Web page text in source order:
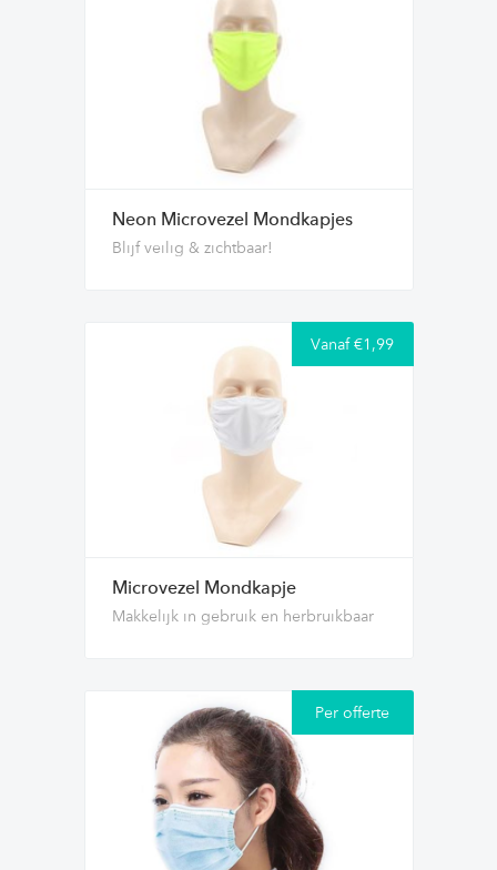
Neon Microvezel Mondkapjes
Blijf veilig & zichtbaar!
Vanaf €1,99
Microvezel Mondkapje
Makkelijk in gebruik en herbruikbaar
Per offerte